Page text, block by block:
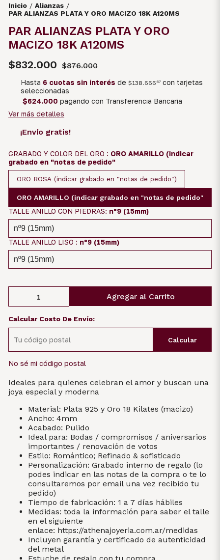
Inicio / Alianzas /
PAR ALIANZAS PLATA Y ORO MACIZO 18K A120MS
PAR ALIANZAS PLATA Y ORO
MACIZO 18K A120MS
$832.000 $876.000
Hasta 6 cuotas sin interés de $138.666 67con tarjetas
seleccionadas
$624.000 pagando con Transferencia Bancaria
Ver más detalles
¡Envío gratis!
GRABADO Y COLOR DEL ORO : ORO AMARILLO (indicar
grabado en "notas de pedido"
ORO ROSA (indicar grabado en "notas de pedido")
ORO AMARILLO (indicar grabado en "notas de pedido"
TALLE ANILLO CON PIEDRAS: nº9 (15mm)
TALLE ANILLO LISO : nº9 (15mm)
Agregar al Carrito
Calcular Costo De Envío:
Calcular
No sé mi código postal
Ideales para quienes celebran el amor y buscan una
joya especial y moderna
Material: Plata 925 y Oro 18 Kilates (macizo)
Ancho: 4mm
Acabado: Pulido
Ideal para: Bodas / compromisos / aniversarios
importantes / renovación de votos
Estilo: Romántico; Refinado & sofisticado
Personalización: Grabado interno de regalo (lo
podes indicar en las notas de la compra o te lo
consultaremos por email una vez recibido tu
pedido)
Tiempo de fabricación: 1 a 7 días hábiles
Medidas: toda la información para saber el talle
en el siguiente
enlace: https://athenajoyeria.com.ar/medidas
Incluyen garantía y certificado de autenticidad
del metal